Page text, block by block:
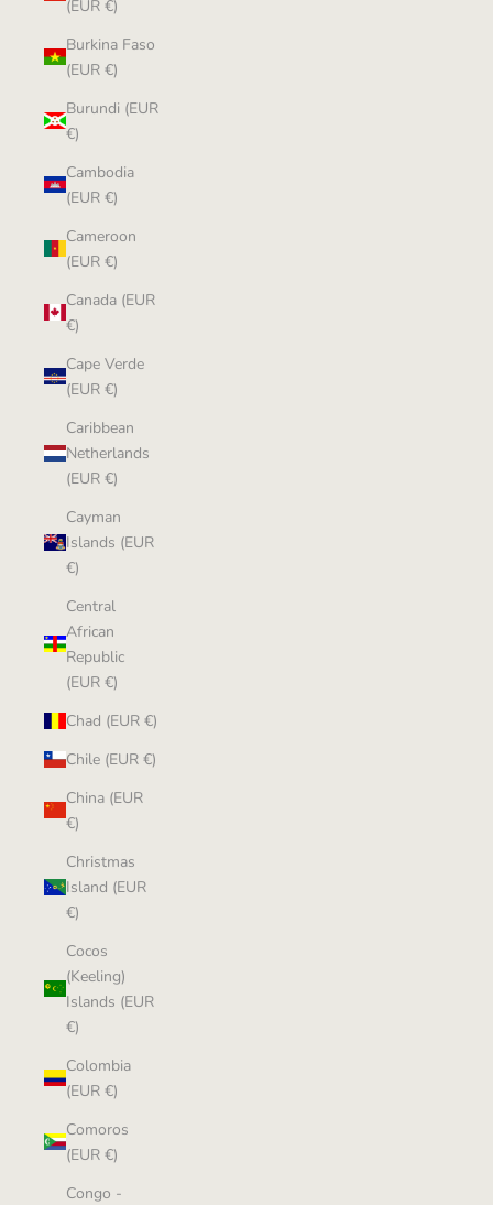
(EUR €)
Burkina Faso
(EUR €)
Burundi (EUR
€)
Cambodia
(EUR €)
Cameroon
(EUR €)
Canada (EUR
€)
Cape Verde
(EUR €)
Caribbean
Netherlands
(EUR €)
Cayman
Islands (EUR
€)
Central
African
Republic
(EUR €)
Chad (EUR €)
Chile (EUR €)
China (EUR
€)
Christmas
Island (EUR
€)
Cocos
(Keeling)
Islands (EUR
€)
Colombia
(EUR €)
Comoros
(EUR €)
Congo -